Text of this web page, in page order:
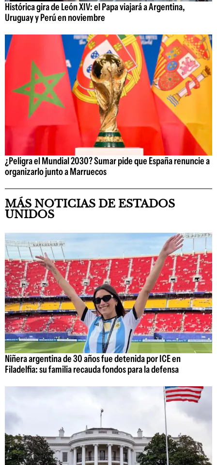
Histórica gira de León XIV: el Papa viajará a Argentina,
Uruguay y Perú en noviembre
¿Peligra el Mundial 2030? Sumar pide que España renuncie a
organizarlo junto a Marruecos
MÁS NOTICIAS DE ESTADOS
UNIDOS
Niñera argentina de 30 años fue detenida por ICE en
Filadelfia: su familia recauda fondos para la defensa